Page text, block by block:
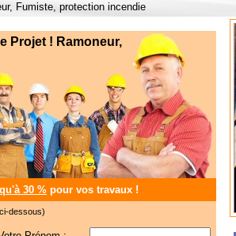
Fumiste, protection incendie
Projet ! Ramoneur,
30 % pour vos travaux !
dessous)